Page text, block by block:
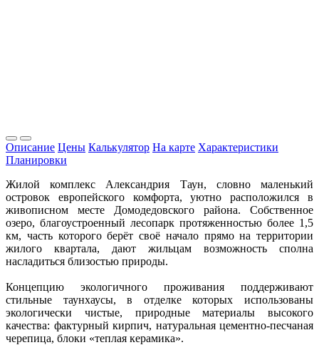
Описание Цены Калькулятор На карте Характеристики
Планировки
Жилой комплекс Александрия Таун, словно маленький
островок европейского комфорта, уютно расположился в
живописном месте Домодедовского района. Собственное
озеро, благоустроенный лесопарк протяженностью более 1,5
км, часть которого берёт своё начало прямо на территории
жилого квартала, дают жильцам возможность сполна
насладиться близостью природы.
Концепцию экологичного проживания поддерживают
стильные таунхаусы, в отделке которых использованы
экологически чистые, природные материалы высокого
качества: фактурный кирпич, натуральная цементно-песчаная
черепица, блоки «теплая керамика».